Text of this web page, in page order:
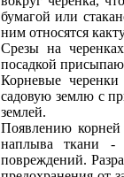
бумагой или
ним относятся
Срезы на
посадкой
Корневые
садовую землю с
землей.
Появлению корней
наплыва ткани -
повреждений.